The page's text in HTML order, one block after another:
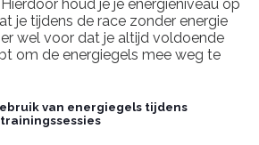
houd je je energieniveau op
je tijdens de race zonder energie
wel voor dat je altijd voldoende
om de energiegels mee weg te
van energiegels tijdens